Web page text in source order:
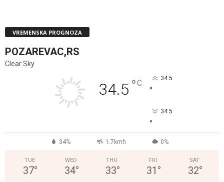
VREMENSKA PROGNOZA
POZAREVAC,RS
Clear Sky
34.5 °C 34.5
°
34.5
°
34% 1.7kmh 0%
TUE
37°
WED
34°
THU
33°
FRI
31 °
SAT
32°